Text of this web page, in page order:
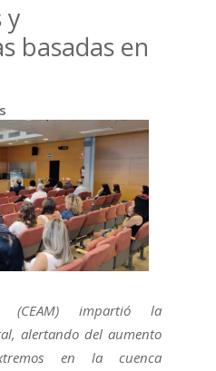
y
basadas en
(CEAM) impartió la
alertando del aumento
en la cuenca